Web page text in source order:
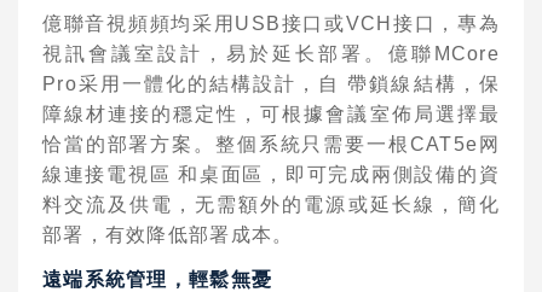
億聯⾳視頻頻均采 ⽤ USB接⼝ 或VCH 接⼝ ，專為
視訊會議室設計，易於延⻓部署。億聯 MCore
Pro采 ⽤⼀體化的結構設計， ⾃
帶鎖線結構，保
障線材連接的穩定性，可根據會議室佈局選擇最
恰當的部署⽅案。整個系統只需要⼀根CAT5e ⽹
線連接電視區 和桌⾯區，即可完成兩側設備的資
料交流及供電， ⽆需額外的電源或延⻓線，簡化
部署，有效降低部署成本。
遠端系統管理，輕鬆無憂